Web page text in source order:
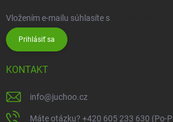
Vložením e-mailu súhlasíte s
Prihlásiť sa
KONTAKT
info@juchoo.cz
Máte otázku? +420 605 233 630 (Po-